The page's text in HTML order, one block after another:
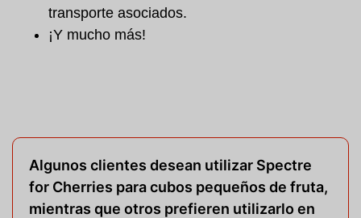
transporte asociados.
¡Y mucho más!
Algunos clientes desean utilizar Spectre
for Cherries para cubos pequeños de fruta,
mientras que otros prefieren utilizarlo en